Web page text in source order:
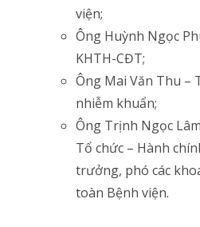
viện;
Ông Huỳnh Ngọc
KHTH-CĐT;
Ông Mai Văn Thu –
nhiễm khuẩn;
Ông Trịnh Ngọc
Tổ chức – Hành
trưởng, phó các
toàn Bệnh viện.